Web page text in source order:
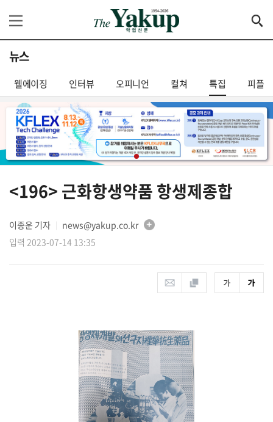
뉴스
웰에이징 인터뷰 오피니언 컬쳐 특집 피플
<196> 근화항생약품 항생제종합
이종운 기자
news@yakup.co.kr
입력 2023-07-14 13:35